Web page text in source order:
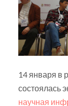
14 января в
состоялась
научная